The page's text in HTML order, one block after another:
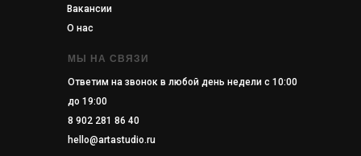
Вакансии
О нас
МЫ НА СВЯЗИ
Ответим на звонок в любой день недели c 10:00
до 19:00
8 902 281 86 40
hello@artastudio.ru